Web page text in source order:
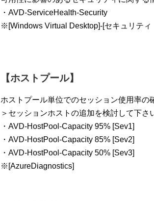
・AVD-ServiceHealth-Security
※[Windows Virtual Desktop]-[セキュリティ
【ホストプール】
ホストプール単位でのセッション使用率の
＞セッションホストの追加を検討して下さ
・AVD-HostPool-Capacity 95% [Sev1]
・AVD-HostPool-Capacity 85% [Sev2]
・AVD-HostPool-Capacity 50% [Sev3]
※[AzureDiagnostics]